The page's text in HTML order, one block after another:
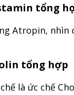
tổng
Atropin,
tổng hợp
là ức chế